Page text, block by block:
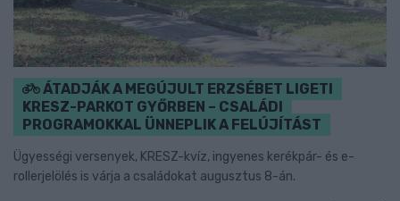
ÁTADJÁK A MEGÚJULT ERZSÉBET LIGETI
KRESZ-PARKOT GYŐRBEN – CSALÁDI
PROGRAMOKKAL ÜNNEPLIK A FELÚJÍTÁST
Ügyességi versenyek, KRESZ-kvíz, ingyenes kerékpár- és e-
rollerjelölés is várja a családokat augusztus 8-án.